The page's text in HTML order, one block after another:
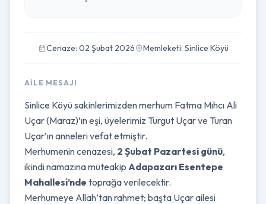
Cenaze: 02 Şubat 2026 Memleketi: Sinlice Köyü
AILE MESAJI
Sinlice Köyü sakinlerimizden merhum Fatma Mıhcı Ali
Uçar (Maraz)’ın eşi, üyelerimiz Turgut Uçar ve Turan
Uçar’ın anneleri vefat etmiştir.
Merhumenin cenazesi, 2 Şubat Pazartesi günü,
ikindi namazına müteakip Adapazarı Esentepe
Mahallesi’nde toprağa verilecektir.
Merhumeye Allah’tan rahmet; başta Uçar ailesi